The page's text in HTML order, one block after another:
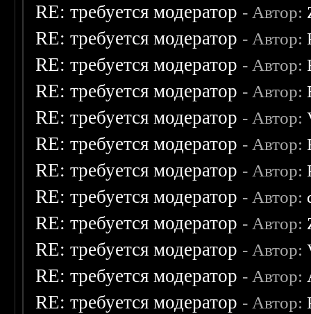
RE: требуется модератор - Автор:
RE: требуется модератор - Автор:
RE: требуется модератор - Автор:
RE: требуется модератор - Автор:
RE: требуется модератор - Автор:
RE: требуется модератор - Автор:
RE: требуется модератор - Автор:
RE: требуется модератор - Автор:
RE: требуется модератор - Автор:
RE: требуется модератор - Автор:
RE: требуется модератор - Автор:
RE: требуется модератор - Автор: